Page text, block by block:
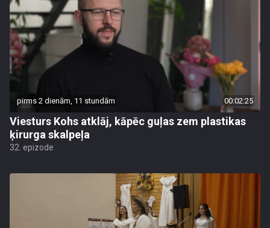
pirms 2 dienām, 11 stundām 00:02:25
Viesturs Kohs atklāj, kāpēc guļas zem plastikas
ķirurga skalpeļa
32. epizode